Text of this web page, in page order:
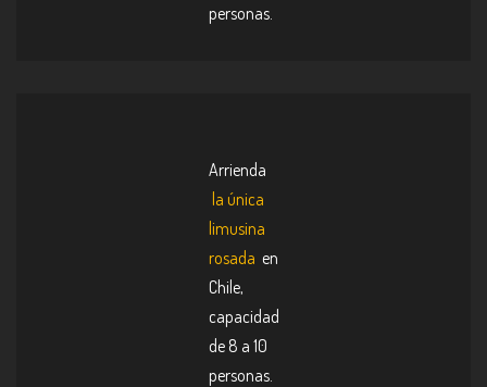
personas.
Arrienda
la única
limusina
rosada en
Chile,
capacidad
de 8 a 10
personas.